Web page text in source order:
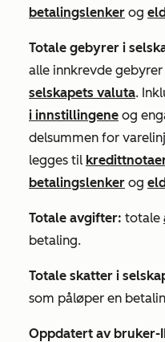
betalingslenker og
Totale gebyrer i
alle innkrevde gebyrer
selskapets valuta.
i innstillingene og
delsummen for
legges til
betalingslenker og
Totale avgifter: totale
betaling.
Totale skatter i
som påløper en
Oppdatert av bruker-